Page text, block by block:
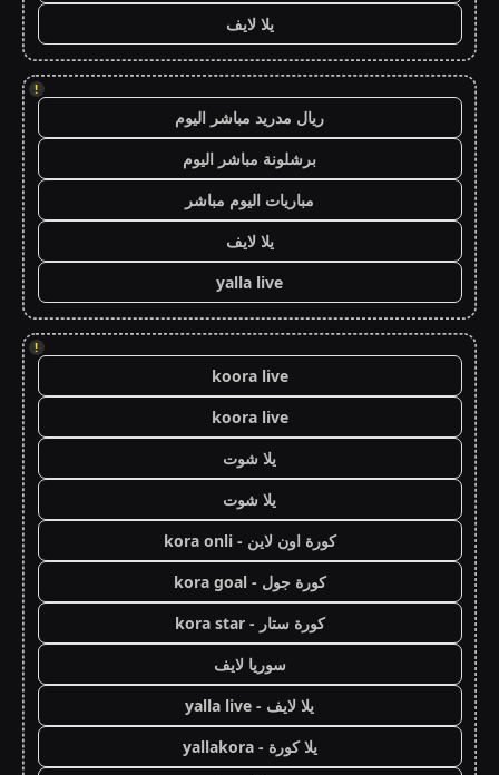
يلا لايف
!
ريال مدريد مباشر اليوم
برشلونة مباشر اليوم
مباريات اليوم مباشر
يلا لايف
yalla live
!
koora live
koora live
يلا شوت
يلا شوت
كورة اون لاين - kora onli
كورة جول - kora goal
كورة ستار - kora star
سوريا لايف
يلا لايف - yalla live
يلا كورة - yallakora